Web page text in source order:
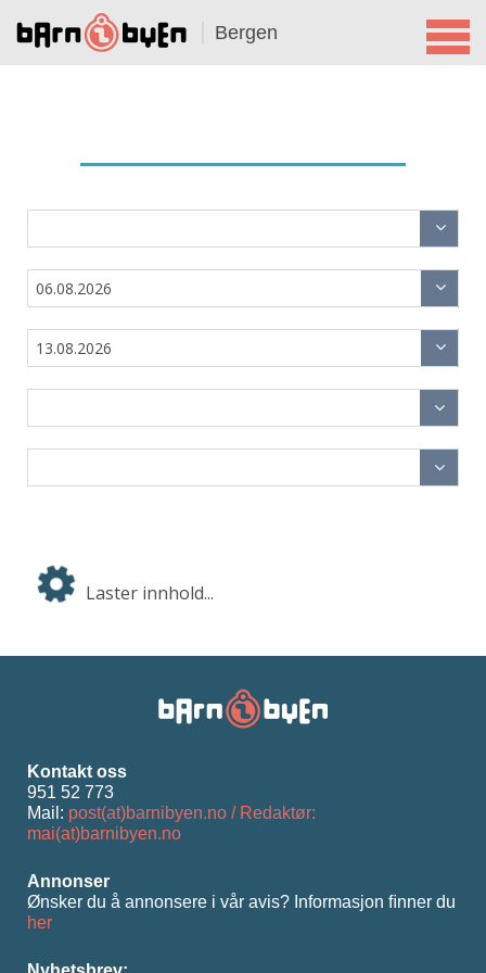
Bergen
Laster innhold...
Kontakt oss
951 52 773
Mail: post(at)barnibyen.no / Redaktør:
mai(at)barnibyen.no
Annonser
Ønsker du å annonsere i vår avis? Informasjon ﬁnner du
her